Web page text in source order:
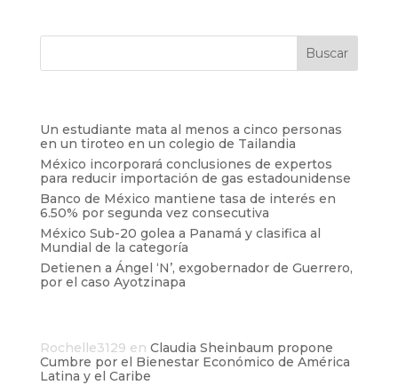
Un estudiante mata al menos a cinco personas
en un tiroteo en un colegio de Tailandia
México incorporará conclusiones de expertos
para reducir importación de gas estadounidense
Banco de México mantiene tasa de interés en
6.50% por segunda vez consecutiva
México Sub-20 golea a Panamá y clasifica al
Mundial de la categoría
Detienen a Ángel ‘N’, exgobernador de Guerrero,
por el caso Ayotzinapa
Rochelle3129 en Claudia Sheinbaum propone
Cumbre por el Bienestar Económico de América
Latina y el Caribe